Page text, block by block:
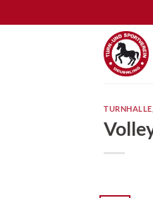
Inhalt
TURNHALLE